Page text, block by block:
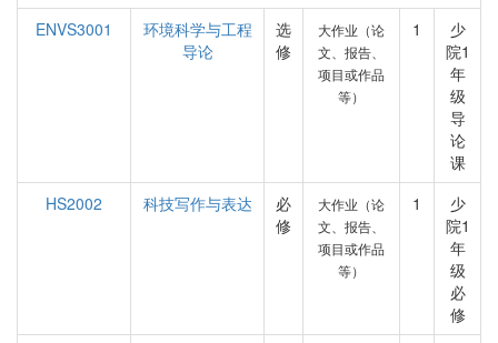
ENVS3001
环境科学与工程
导论
选
修
大作业（论
文、报告、
项目或作品
等）
1
少
院1
年
级
导
论
课
HS2002
科技写作与表达
必
修
大作业（论
文、报告、
项目或作品
等）
1
少
院1
年
级
必
修